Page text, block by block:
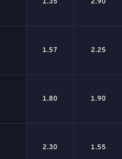
1.35 2.90
1.57 2.25
1.80 1.90
2.30 1.55